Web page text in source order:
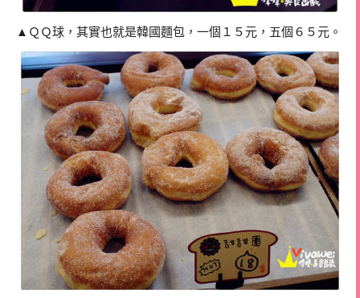
▲ＱＱ球，其實也就是韓國麵包，一個１５元，五個６５元。